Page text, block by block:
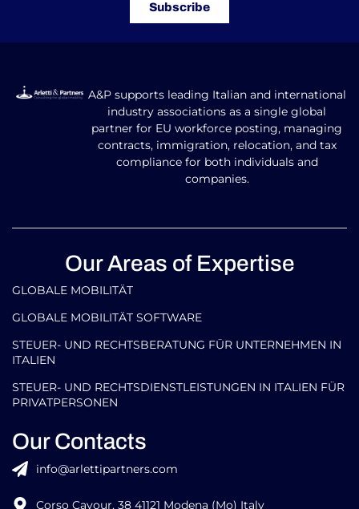
Subscribe
A&P supports leading Italian and international
industry associations as a single global
partner for EU workforce posting, managing
contracts, immigration, relocation, and tax
compliance for both individuals and
companies.
Our Areas of Expertise
GLOBALE MOBILITÄT
GLOBALE MOBILITÄT SOFTWARE
STEUER- UND RECHTSBERATUNG FÜR UNTERNEHMEN IN
ITALIEN
STEUER- UND RECHTSDIENSTLEISTUNGEN IN ITALIEN FÜR
PRIVATPERSONEN
Our Contacts
info@arlettipartners.com
Corso Cavour, 38 41121 Modena (Mo) Italy